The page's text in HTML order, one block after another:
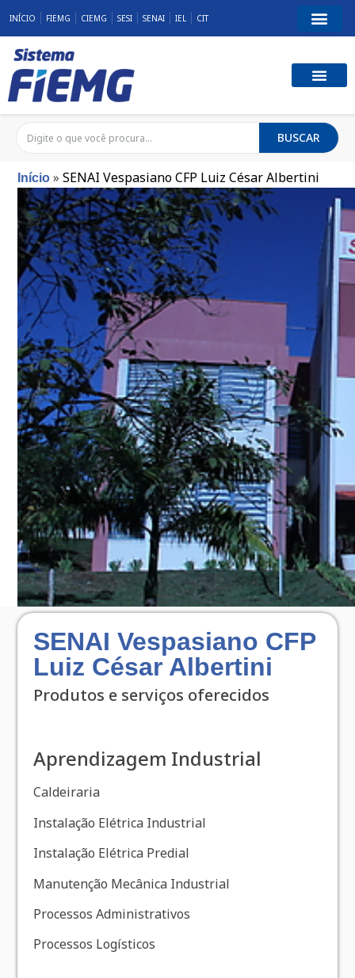
INÍCIO FIEMG CIEMG SESI SENAI IEL CIT
BUSCAR
Início »SENAI Vespasiano CFP Luiz César Albertini
SENAI Vespasiano CFP
Luiz César Albertini
Produtos e serviços oferecidos
Aprendizagem Industrial
Caldeiraria
Instalação Elétrica Industrial
Instalação Elétrica Predial
Manutenção Mecânica Industrial
Processos Administrativos
Processos Logísticos